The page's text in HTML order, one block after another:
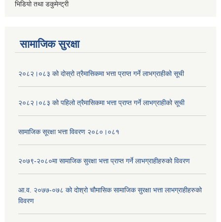
भिडियो तथा डकुमेन्ट्री
सामाजिक सुरक्षा
२०८२।०८३ को दोस्रो त्रैमासिकमा भत्ता प्राप्‍त गर्ने लाभग्राहीको सूची
२०८२।०८३ को पहिलो त्रैमासिकमा भत्ता प्राप्‍त गर्ने लाभग्राहीको सूची
सामाजिक सूरक्षा भत्ता विवरण २०८०।०८१
२०७९-२०८०मा सामाजिक सुरक्षा भत्ता प्राप्त गर्ने लाभग्राहीहरुको विवरण
आ.व. २०७७-०७८ को दोश्रो चौमासिक सामाजिक सुरक्षा भत्ता लाभग्राहीहरुको
विवरण